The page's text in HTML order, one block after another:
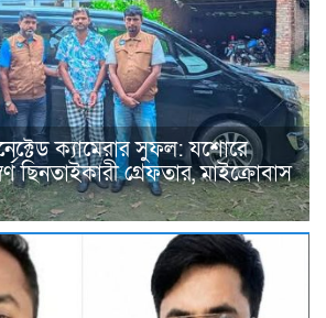
ক্যামেরার সুফল: যশোরে
ছিনতাইকারী গ্রেফতার, মাইক্রোবাস